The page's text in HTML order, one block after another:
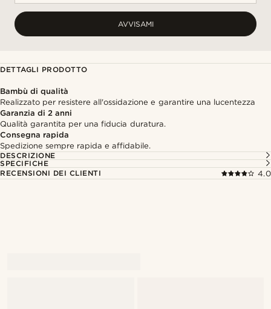
AVVISAMI
DETTAGLI PRODOTTO
Bambù di qualità
Realizzato per resistere all'ossidazione e garantire una lucentezza
Garanzia di 2 anni
Qualità garantita per una fiducia duratura.
Consegna rapida
Spedizione sempre rapida e affidabile.
DESCRIZIONE
SPECIFICHE
RECENSIONI DEI CLIENTI
4.0